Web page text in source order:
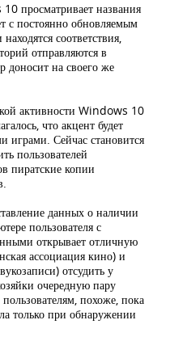
просматривает названия
с постоянно обновляемым
соответствия,
отправляются в
на своего же
активности Windows 10
что акцент будет
играми. Сейчас становится
пользователей
пиратские копии
данных о наличии
пользователя с
открывает отличную
ассоциация кино) и
отсудить у
очередную пару
похоже, пока
только при обнаружении